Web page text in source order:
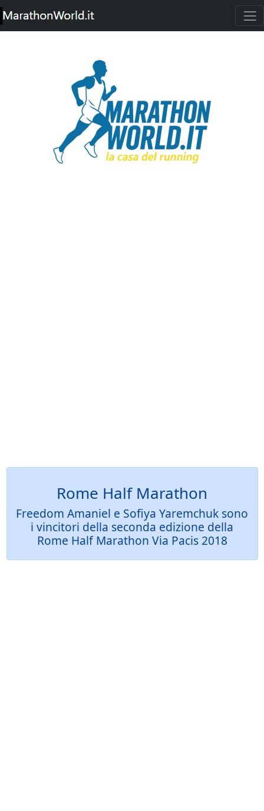
Rome Half Marathon
Freedom Amaniel e Sofiya Yaremchuk sono
i vincitori della seconda edizione della
Rome Half Marathon Via Pacis 2018